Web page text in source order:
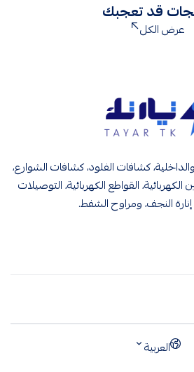
قد تعجبك
عرض الكل
والداخلية، كشافات الفلود، كشافات الشوارع،
الكهربائية، القواطع الكهربائية، التوصيلات
إنارة النجف، ومراوح الشفط.
العربية